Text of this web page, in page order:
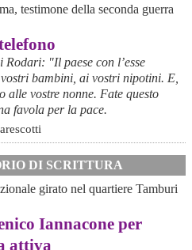
testimone della seconda guerra
"Il paese con l’esse
bambini, ai vostri nipotini. E,
alle vostre nonne. Fate questo
favola per la pace.
DI SCRITTURA
girato nel quartiere Tamburi
Iannacone per
attiva